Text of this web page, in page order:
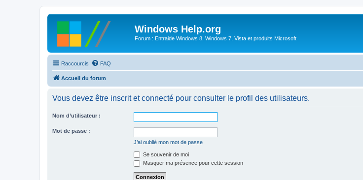
Windows Help.org
Forum : Entraide Windows 8, Windows 7, Vista et produits Microsoft
Raccourcis FAQ
Accueil du forum
Vous devez être inscrit et connecté pour consulter le profil des utilisateurs.
Nom d’utilisateur :
Mot de passe :
J’ai oublié mon mot de passe
Se souvenir de moi
Masquer ma présence pour cette session